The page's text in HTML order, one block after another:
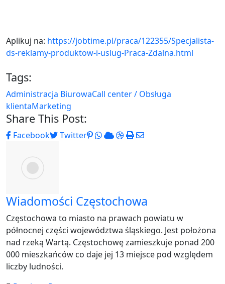
Aplikuj na: https://jobtime.pl/praca/122355/Specjalista-
ds-reklamy-produktow-i-uslug-Praca-Zdalna.html
Tags:
Administracja BiurowaCall center / Obsługa
klientaMarketing
Share This Post:
Facebook Twitter Pinterest
Whatsapp
CloudStumbleUpon
PrintShare
Wiadomości Częstochowa
Częstochowa to miasto na prawach powiatu w
północnej części województwa śląskiego. Jest położona
nad rzeką Wartą. Częstochowę zamieszkuje ponad 200
000 mieszkańców co daje jej 13 miejsce pod względem
liczby ludności.